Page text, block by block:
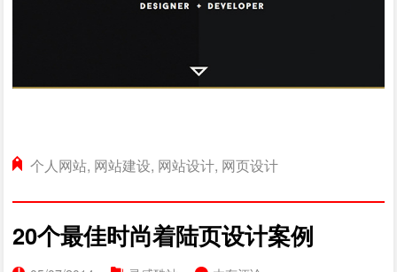
个人网站, 网站建设, 网站设计, 网页设计
20个最佳时尚着陆页设计案例